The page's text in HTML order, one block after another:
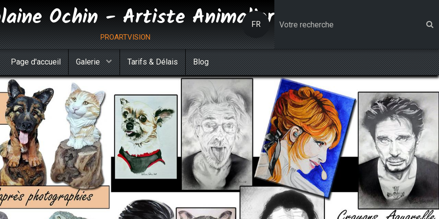
Ochin - Artiste Animalier
proartvision
FR
Page d'accueil Galerie Tarifs & Délais Blog